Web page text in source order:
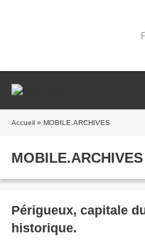
Accueil » MOBILE.ARCHIVES
MOBILE.ARCHIVES
Périgueux, capitale
historique.